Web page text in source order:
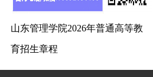
山东管理学院2026年普通高等教
育招生章程